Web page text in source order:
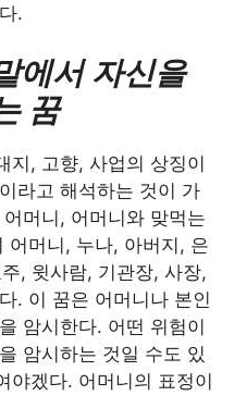
.
에서 자신을
꿈
지, 고향, 사업의 상징이
라고 해석하는 것이 가
머니, 어머니와 맞먹는
어머니, 누나, 아버지, 은
, 윗사람, 기관장, 사장,
. 이 꿈은 어머니나 본인
암시한다. 어떤 위험이
암시하는 것일 수도 있
야겠다. 어머니의 표정이